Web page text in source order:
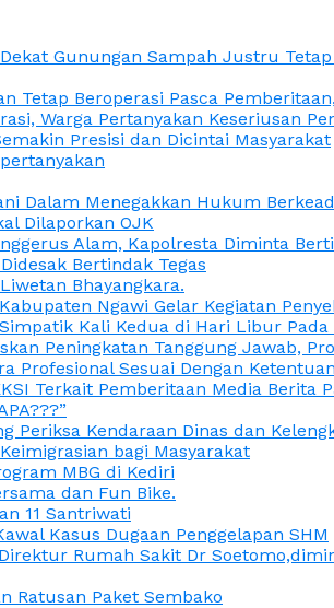
Gunungan Sampah Justru
Beroperasi Pasca
Warga Pertanyakan Keseriusan
Presisi dan Dicintai Masyarakat
Dalam Menegakkan Hukum
Dilaporkan OJK
Alam, Kapolresta Diminta
Bertindak Tegas
Bhayangkara.
Ngawi Gelar Kegiatan
Kali Kedua di Hari Libur Pada
Peningkatan Tanggung Jawab,
Profesional Sesuai Dengan
Terkait Pemberitaan Media Berita
Periksa Kendaraan Dinas dan
bagi Masyarakat
MBG di Kediri
dan Fun Bike.
11 Santriwati
Kasus Dugaan Penggelapan SHM
Rumah Sakit Dr
Ratusan Paket Sembako